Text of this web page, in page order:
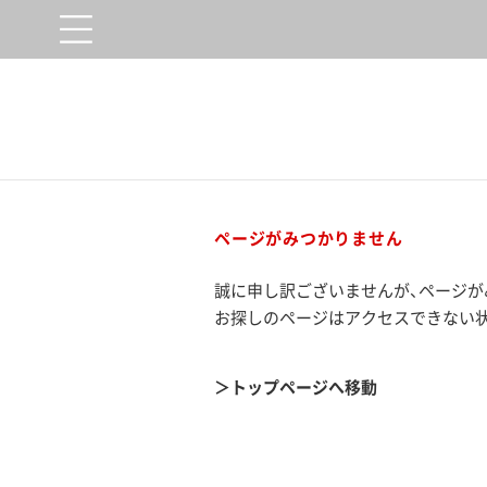
ページがみつかりません
誠に申し訳ございませんが、ページ
お探しのページはアクセスできない
トップページへ移動